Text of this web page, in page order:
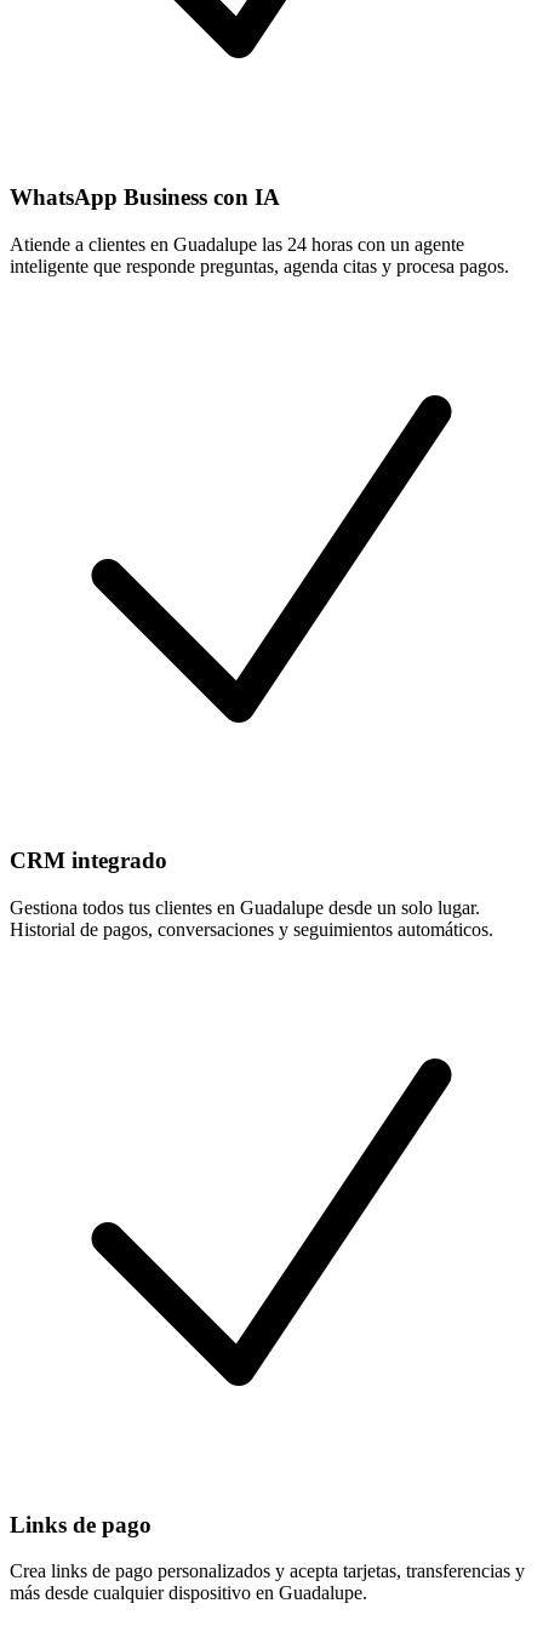
WhatsApp Business con IA
Atiende a clientes en Guadalupe las 24 horas con un agente
inteligente que responde preguntas, agenda citas y procesa pagos.
CRM integrado
Gestiona todos tus clientes en Guadalupe desde un solo lugar.
Historial de pagos, conversaciones y seguimientos automáticos.
Links de pago
Crea links de pago personalizados y acepta tarjetas, transferencias y
más desde cualquier dispositivo en Guadalupe.